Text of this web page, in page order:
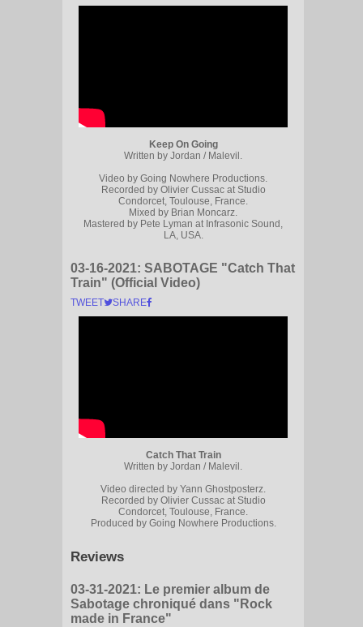
Keep On Going
Written by Jordan / Malevil.
Video by Going Nowhere Productions.
Recorded by Olivier Cussac at Studio
Condorcet, Toulouse, France.
Mixed by Brian Moncarz.
Mastered by Pete Lyman at Infrasonic Sound,
LA, USA.
03-16-2021: SABOTAGE "Catch That
Train" (Official Video)
TWEET SHARE
Catch That Train
Written by Jordan / Malevil.
Video directed by Yann Ghostposterz.
Recorded by Olivier Cussac at Studio
Condorcet, Toulouse, France.
Produced by Going Nowhere Productions.
Reviews
03-31-2021: Le premier album de
Sabotage chroniqué dans "Rock
made in France"